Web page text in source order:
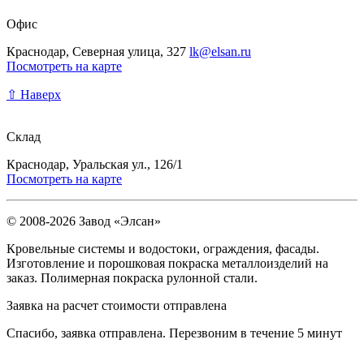
Офис
Краснодар, Северная улица, 327 lk@elsan.ru
Посмотреть на карте
⇧ Наверх
Склад
Краснодар, Уральская ул., 126/1
Посмотреть на карте
© 2008-2026 Завод «Элсан»
Кровельные системы и водостоки, ограждения, фасады.
Изготовление и порошковая покраска металлоизделий на
заказ. Полимерная покраска рулонной стали.
Заявка на расчет стоимости отправлена
Спасибо, заявка отправлена. Перезвоним в течение 5 минут